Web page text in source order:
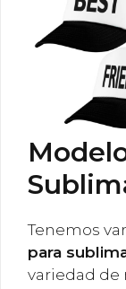
Tenemos
para
variedad de